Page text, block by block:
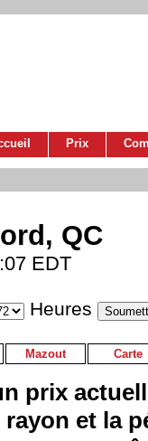
Prix
QC
EDT
Heures
Mazout Carte
prix
et la